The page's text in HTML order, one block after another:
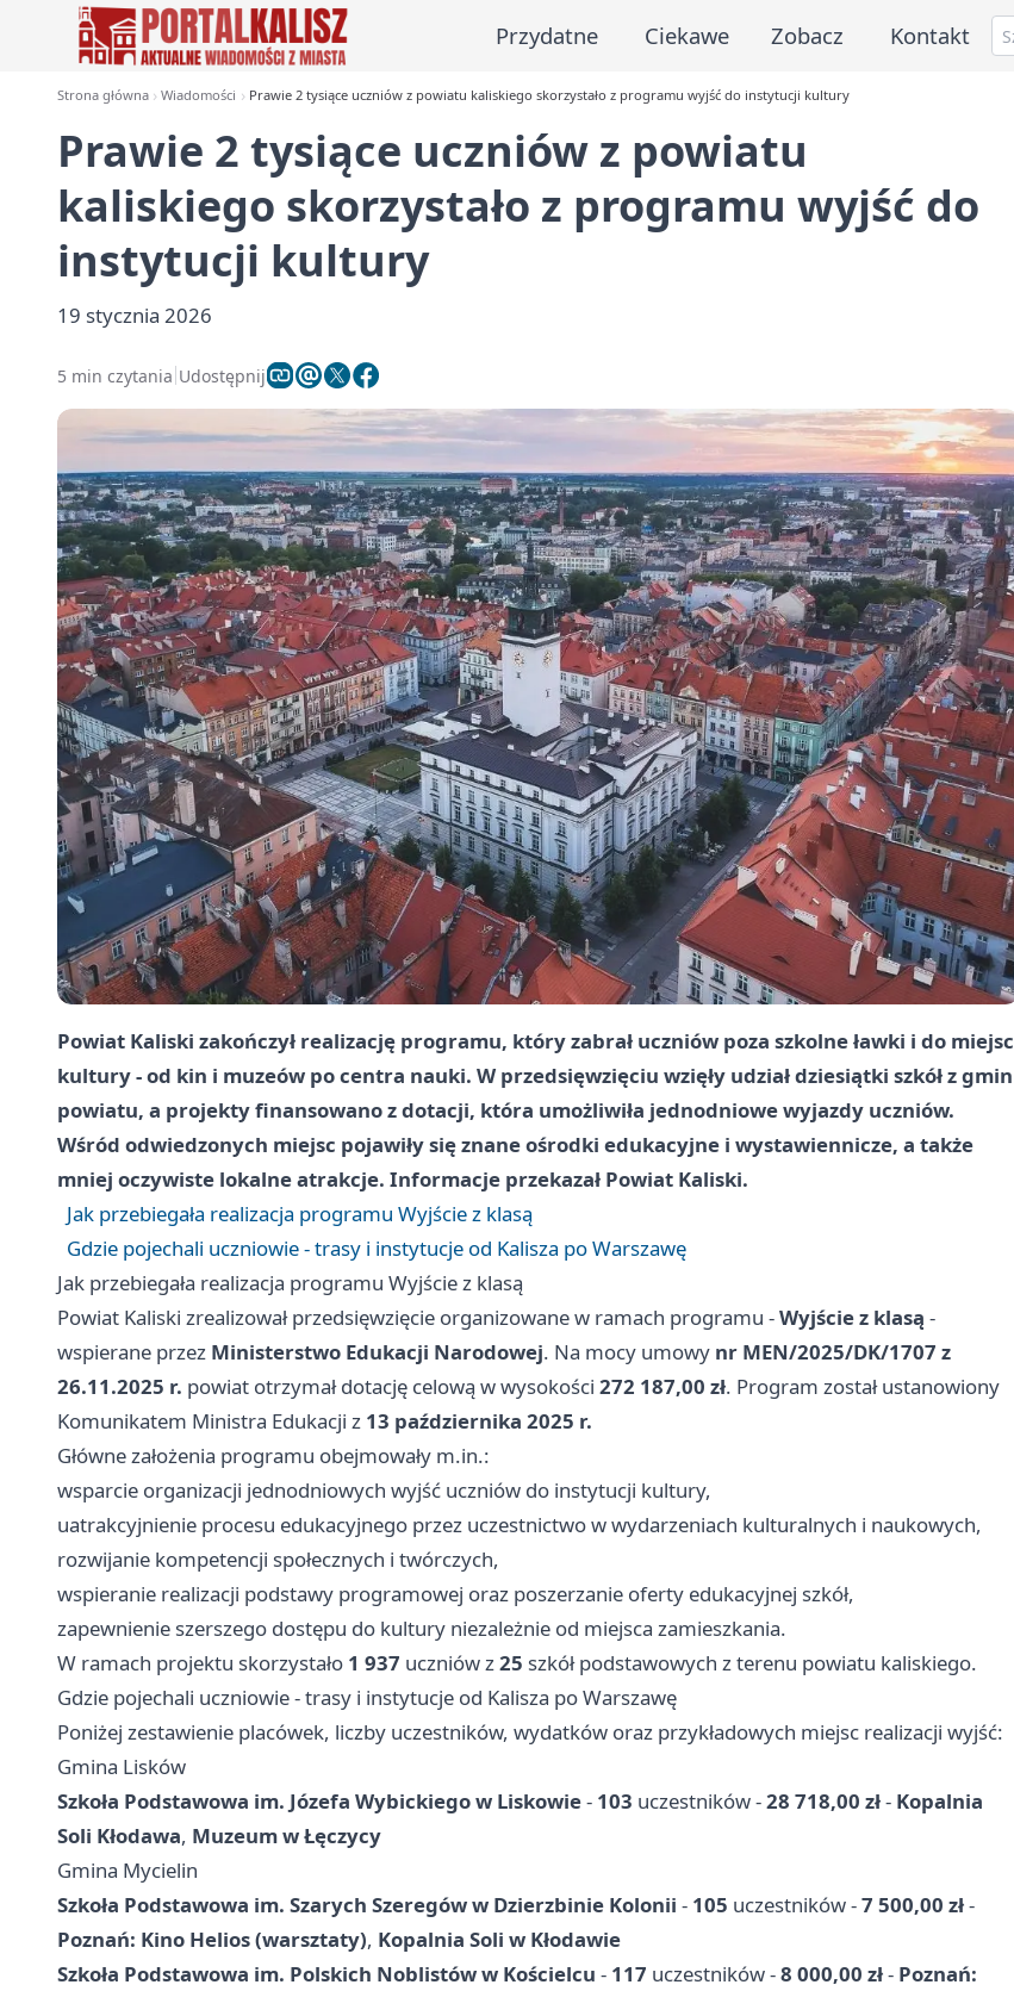
Przydatne Ciekawe Zobacz Kontakt
Strona główna Wiadomości Prawie 2 tysiące uczniów z powiatu kaliskiego skorzystało z programu wyjść do instytucji kultury
Prawie 2 tysiące uczniów z powiatu
kaliskiego skorzystało z programu wyjść do
instytucji kultury
19 stycznia 2026
5 min czytania Udostępnij
Powiat Kaliski zakończył realizację programu, który zabrał uczniów poza szkolne ławki i do miejsc
kultury - od kin i muzeów po centra nauki. W przedsięwzięciu wzięły udział dziesiątki szkół z gmin
powiatu, a projekty finansowano z dotacji, która umożliwiła jednodniowe wyjazdy uczniów.
Wśród odwiedzonych miejsc pojawiły się znane ośrodki edukacyjne i wystawiennicze, a także
mniej oczywiste lokalne atrakcje. Informacje przekazał Powiat Kaliski.
Jak przebiegała realizacja programu Wyjście z klasą
Gdzie pojechali uczniowie - trasy i instytucje od Kalisza po Warszawę
Jak przebiegała realizacja programu Wyjście z klasą
Powiat Kaliski zrealizował przedsięwzięcie organizowane w ramach programu -Wyjście z klasą -
wspierane przez Ministerstwo Edukacji Narodowej. Na mocy umowy nr MEN/2025/DK/1707 z
26.11.2025 r. powiat otrzymał dotację celową w wysokości 272 187,00 zł. Program został ustanowiony
Komunikatem Ministra Edukacji z 13 października 2025 r.
Główne założenia programu obejmowały m.in.:
wsparcie organizacji jednodniowych wyjść uczniów do instytucji kultury,
uatrakcyjnienie procesu edukacyjnego przez uczestnictwo w wydarzeniach kulturalnych i naukowych,
rozwijanie kompetencji społecznych i twórczych,
wspieranie realizacji podstawy programowej oraz poszerzanie oferty edukacyjnej szkół,
zapewnienie szerszego dostępu do kultury niezależnie od miejsca zamieszkania.
W ramach projektu skorzystało 1 937 uczniów z25 szkół podstawowych z terenu powiatu kaliskiego.
Gdzie pojechali uczniowie - trasy i instytucje od Kalisza po Warszawę
Poniżej zestawienie placówek, liczby uczestników, wydatków oraz przykładowych miejsc realizacji wyjść:
Gmina Lisków
Szkoła Podstawowa im. Józefa Wybickiego w Liskowie- 103 uczestników -28 718,00 zł- Kopalnia
Soli Kłodawa, Muzeum w Łęczycy
Gmina Mycielin
Szkoła Podstawowa im. Szarych Szeregów w Dzierzbinie Kolonii - 105 uczestników -7 500,00 zł-
Poznań: Kino Helios (warsztaty), Kopalnia Soli w Kłodawie
Szkoła Podstawowa im. Polskich Noblistów w Kościelcu - 117 uczestników -8 000,00 zł- Poznań: